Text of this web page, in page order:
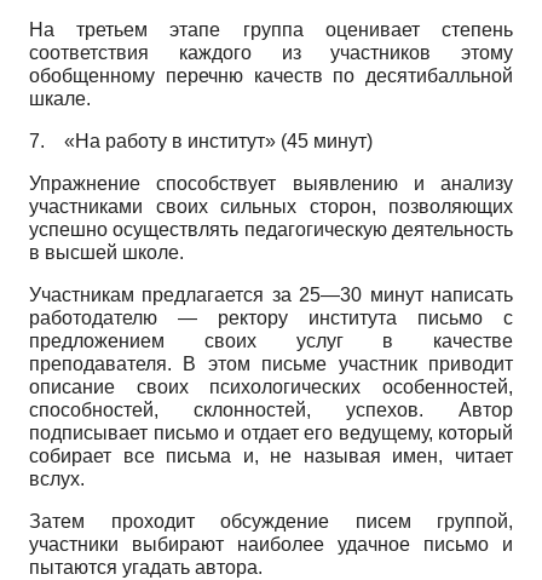
На третьем этапе группа оценивает степень
соответствия каждого из участников этому
обобщенному перечню качеств по десятибалльной
шкале.
7. «На работу в институт» (45 минут)
Упражнение способствует выявлению и анализу
участниками своих сильных сторон, позволяющих
успешно осуществлять педагогическую деятельность
в высшей школе.
Участникам предлагается за 25—30 минут написать
работодателю — ректору института письмо с
предложением своих услуг в качестве
преподавателя. В этом письме участник приводит
описание своих психологических особенностей,
способностей, склонностей, успехов. Автор
подписывает письмо и отдает его ведущему, который
собирает все письма и, не называя имен, читает
вслух.
Затем проходит обсуждение писем группой,
участники выбирают наиболее удачное письмо и
пытаются угадать автора.